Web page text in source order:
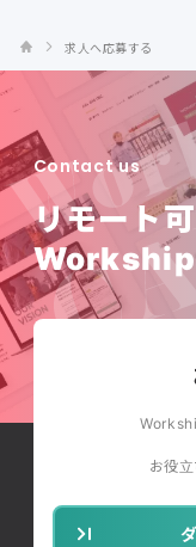
求人へ応募する
Contact us
リモート
Workship
お役